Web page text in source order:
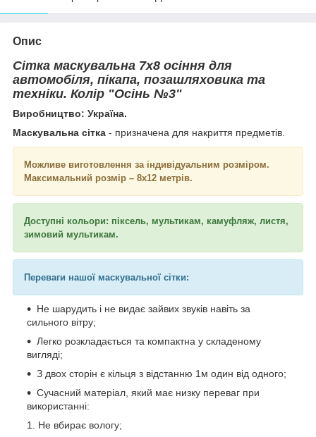
Опис
Сітка маскувальна 7х8 осіння для
автомобіля, пікапа, позашляховика та
техніки. Колір "Осінь №3"
Виробництво: Україна.
Маскувальна сітка - призначена для накриття предметів.
Можливе виготовлення за індивідуальним розміром.
Максимальний розмір – 8х12 метрів.
Доступні кольори: піксель, мультикам, камуфляж, листя,
зимовий мультикам.
Переваги нашої маскувальної сітки:
Не шарудить і не видає зайвих звуків навіть за
сильного вітру;
Легко розкладається та компактна у складеному
вигляді;
З двох сторін є кільця з відстанню 1м один від одного;
Сучасний матеріал, який має низку переваг при
використанні:
Не вбирає вологу;